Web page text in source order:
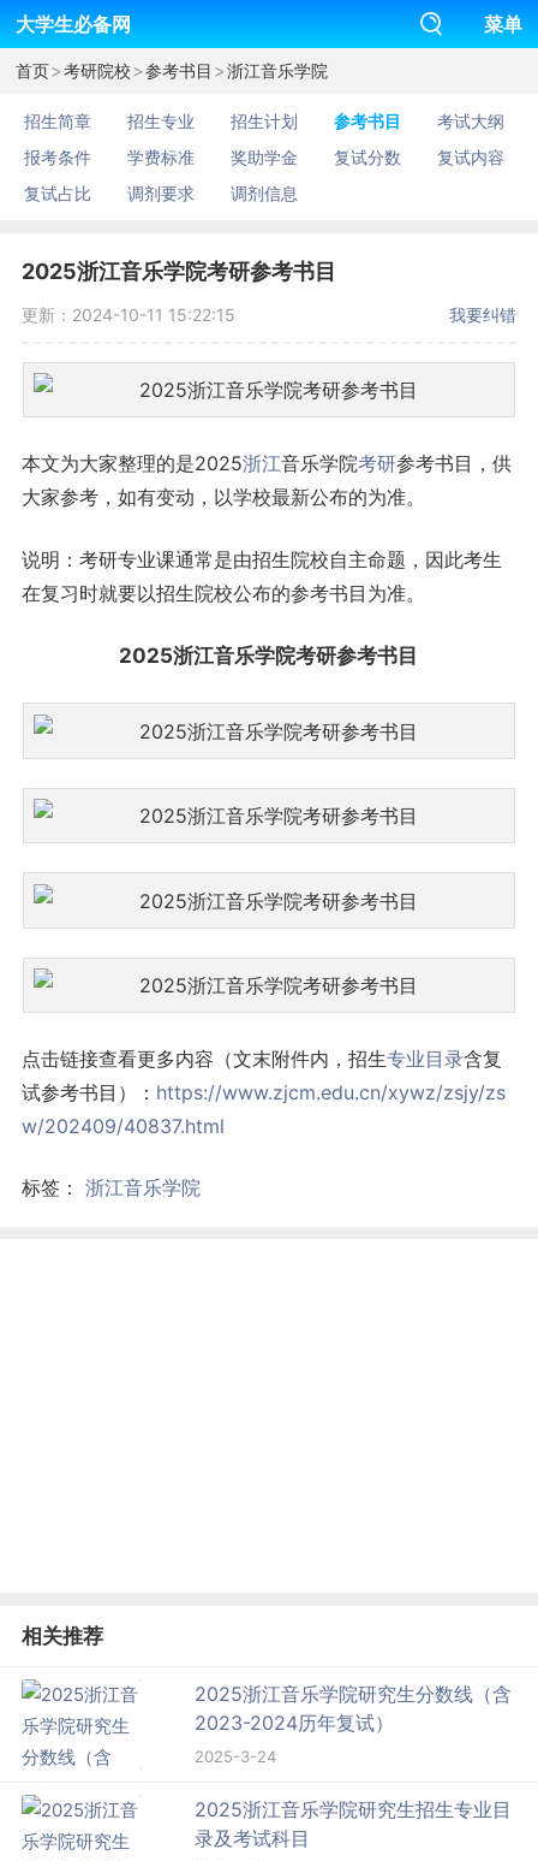
大学生必备网 菜单
首页>考研院校>参考书目 >浙江音乐学院
招生简章 招生专业 招生计划 参考书目
考试大纲
报考条件
学费标准 奖助学金 复试分数
复试内容
复试占比
调剂要求 调剂信息
2025浙江音乐学院考研参考书目
更新：2024-10-11 15:22:15 我要纠错
本文为大家整理的是2025浙江音乐学院考研参考书目，供
大家参考，如有变动，以学校最新公布的为准。
说明：考研专业课通常是由招生院校自主命题，因此考生
在复习时就要以招生院校公布的参考书目为准。
2025浙江音乐学院考研参考书目
点击链接查看更多内容（文末附件内，招生专业目录含复
试参考书目）： https://www.zjcm.edu.cn/xywz/zsjy/zs
w/202409/40837.html
标签： 浙江音乐学院
相关推荐
2025浙江音乐学院研究生分数线（含
2023-2024历年复试）
2025-3-24
2025浙江音乐学院研究生招生专业目
录及考试科目